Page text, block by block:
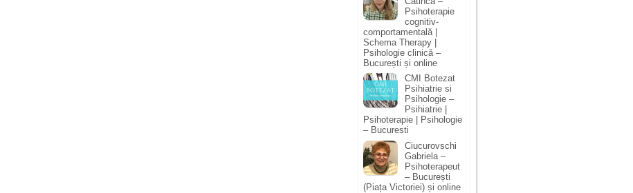
Psihoterapie
cognitiv-
comportamentală |
Schema Therapy |
Psihologie clinică –
București și online
CMI Botezat
Psihiatrie si
Psihologie –
Psihiatrie |
Psihoterapie | Psihologie
– Bucuresti
Ciucurovschi
Gabriela –
Psihoterapeut
– București
(Piața Victoriei) și online